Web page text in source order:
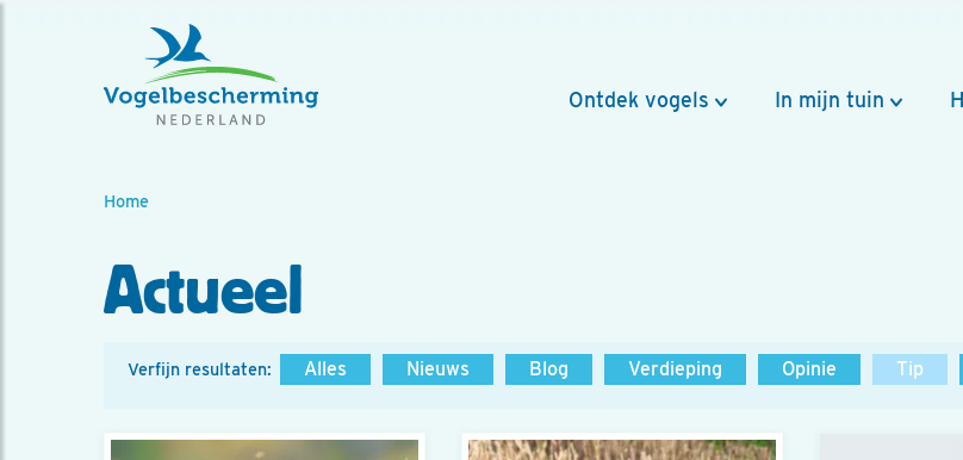
Ontdek vogels In mijn tuin
Home
Actueel
Verfijn resultaten: Alles Nieuws Blog Verdieping Opinie Tip